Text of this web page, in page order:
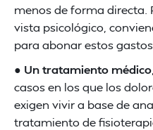
menos de forma directa.
vista psicológico,
para abonar estos gastos.
● Un tratamiento médico
casos en los que los
exigen vivir a base de
tratamiento de